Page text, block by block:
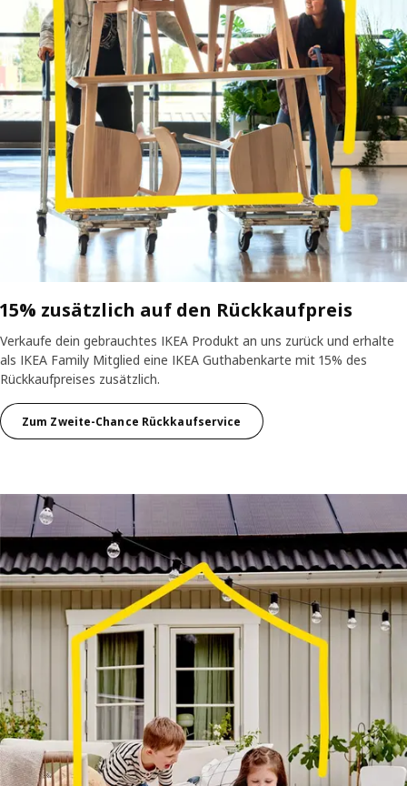
15% zusätzlich auf den Rückkaufpreis
Verkaufe dein gebrauchtes IKEA Produkt an uns zurück und erhalte
als IKEA Family Mitglied eine IKEA Guthabenkarte mit 15% des
Rückkaufpreises zusätzlich.
Zum Zweite-Chance Rückkaufservice